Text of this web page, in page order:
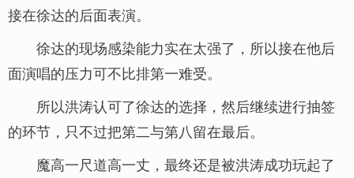
接在徐达的后面表演。
徐达的现场感染能力实在太强了，所以接在他后
面演唱的压力可不比排第一难受。
所以洪涛认可了徐达的选择，然后继续进行抽签
的环节，只不过把第二与第八留在最后。
魔高一尺道高一丈，最终还是被洪涛成功玩起了